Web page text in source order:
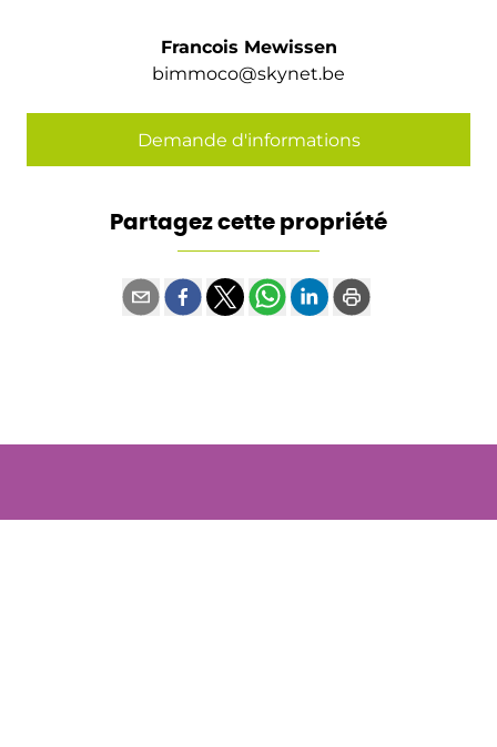
Francois Mewissen
bimmoco@skynet.be
Demande d'informations
Partagez cette propriété